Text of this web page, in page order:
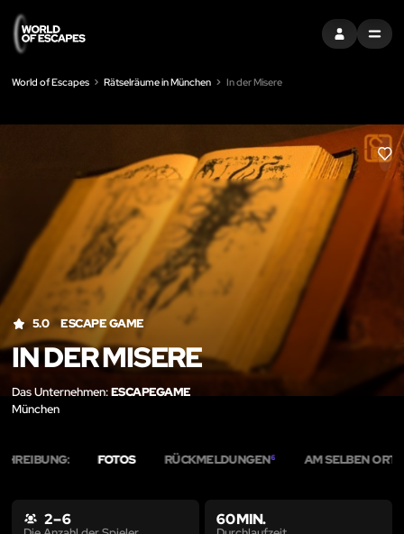
EINTRAGEN
MENU
World of Escapes Rätselräume in München In der Misere
LIKE
5.0 ESCAPE GAME
IN DER MISERE
Das Unternehmen:ESCAPEGAME
München
FOTOS RÜCKMELDUNGEN6 AM SELBEN ORT
2 – 6 60 MIN.